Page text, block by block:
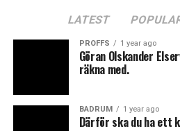
LATEST
PROFFS 1 year ago
Göran Olskander
räkna med.
BADRUM 1 year ago
Därför ska du ha ett